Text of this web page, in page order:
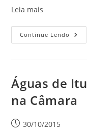
Leia mais
Continue Lendo
Águas de
na Câmara
30/10/2015